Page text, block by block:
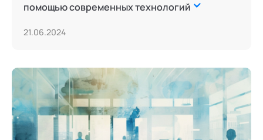
помощью современных технологий
21.06.2024